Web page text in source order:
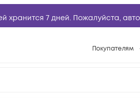
хранится 7 дней. Пожалуйста,
Покупателям